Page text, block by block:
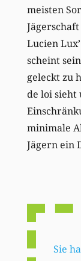
meisten
Lucien
scheint
geleckt zu
de loi sieht
minimale
Jägern ein
Sie